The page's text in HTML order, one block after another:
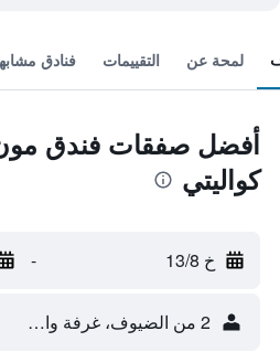
لمحة عن التقييمات فنادق
أفضل صفقات فندق
كواليتي
خ 13/8 -
2 من الضيوف، غرفة واحدة